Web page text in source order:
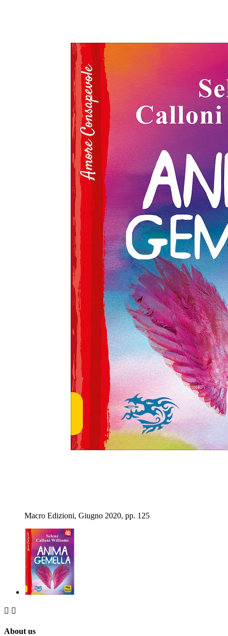
Macro Edizioni, Giugno 2020, pp. 125
 
About us